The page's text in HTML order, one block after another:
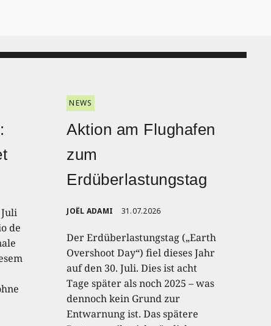
de
NEWS
Aktion am Flughafen
zum
Erdüberlastungstag
JOËL ADAMI 31.07.2026
Der Erdüberlastungstag („Earth
Overshoot Day“) fiel dieses Jahr
auf den 30. Juli. Dies ist acht
Tage später als noch 2025 – was
dennoch kein Grund zur
Entwarnung ist. Das spätere